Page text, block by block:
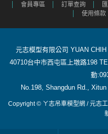
會員專區
訂單查詢
使用條款
元志模型有限公司 YUAN
40710台中市西屯區上墩路198
動
No.198, Shangdun Rd.,
Copyright © ㄚ志吊車模型網 / 元志